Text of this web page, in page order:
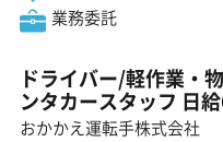
業務委託
ドライバー/軽作業・
ンタカースタッフ 日
おかかえ運転手株式会社